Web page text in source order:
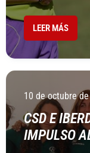
LEER MÁS
10 de octubre
CSD E
IMPULSO